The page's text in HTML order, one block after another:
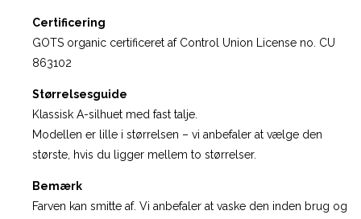
Certificering
GOTS organic certificeret af Control Union License no. CU
863102
Størrelsesguide
Klassisk A-silhuet med fast talje.
Modellen er lille i størrelsen – vi anbefaler at vælge den
største, hvis du ligger mellem to størrelser.
Bemærk
Farven kan smitte af. Vi anbefaler at vaske den inden brug og